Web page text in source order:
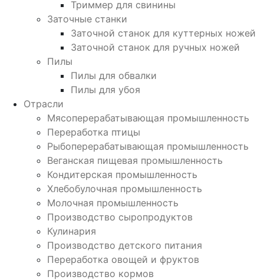
Триммер для свинины
Заточные станки
Заточной станок для куттерных ножей
Заточной станок для ручных ножей
Пилы
Пилы для обвалки
Пилы для убоя
Отрасли
Мясоперерабатывающая промышленность
Переработка птицы
Рыбоперерабатывающая промышленность
Веганская пищевая промышленность
Кондитерская промышленность
Хлебобулочная промышленность
Молочная промышленность
Производство сыропродуктов
Кулинария
Производство детского питания
Переработка овощей и фруктов
Производство кормов